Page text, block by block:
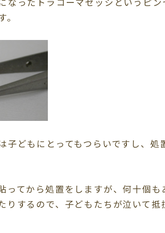
子どもにとってもつらいですし、処
ってから処置をしますが、何十個も
りするので、子どもたちが泣いて抵